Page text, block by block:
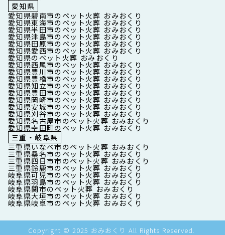
愛知県
愛知県碧南市のペット火葬 おみおくり
愛知県東海市のペット火葬 おみおくり
愛知県半田市のペット火葬 おみおくり
愛知県津島市のペット火葬 おみおくり
愛知県田原市のペット火葬 おみおくり
愛知県愛西市のペット火葬 おみおくり
愛知県のペット火葬 おみおくり
愛知県西尾市のペット火葬 おみおくり
愛知県豊川市のペット火葬 おみおくり
愛知県豊橋市のペット火葬 おみおくり
愛知県知立市のペット火葬 おみおくり
愛知県豊田市のペット火葬 おみおくり
愛知県岡崎市のペット火葬 おみおくり
愛知県安城市のペット火葬 おみおくり
愛知県刈谷市のペット火葬 おみおくり
愛知県名古屋市のペット火葬 おみおくり
愛知県幸田町のペット火葬 おみおくり
三重・岐阜県
三重県いなべ市のペット火葬 おみおくり
三重県桑名市のペット火葬 おみおくり
三重県四日市市のペット火葬 おみおくり
三重県鈴鹿市のペット火葬 おみおくり
岐阜県可児市のペット火葬 おみおくり
岐阜県羽島市のペット火葬 おみおくり
岐阜県関市のペット火葬 おみおくり
岐阜県大垣市のペット火葬 おみおくり
岐阜県岐阜市のペット火葬 おみおくり
Copyright © 2025 おみおくり All Rights Reserved.